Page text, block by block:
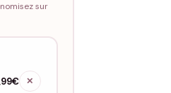
sur
✕